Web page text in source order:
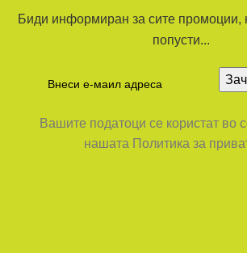
Биди информиран за сите промоции,
попусти...
Вашите податоци се користат во
нашата Политика за